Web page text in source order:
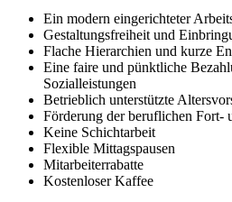
Ein modern eingerichteter
Gestaltungsfreiheit und
Flache Hierarchien und kurze
Eine faire und pünktliche
Sozialleistungen
Betrieblich unterstützte
Förderung der beruflichen Fort-
Keine Schichtarbeit
Flexible Mittagspausen
Mitarbeiterrabatte
Kostenloser Kaffee